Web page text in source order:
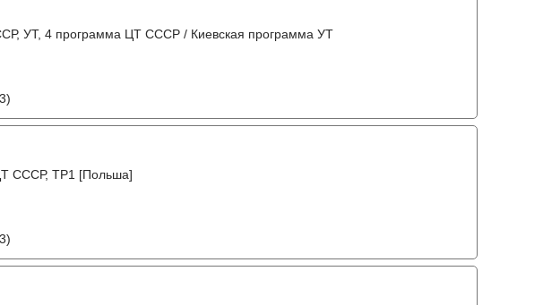
УТ, 4 программа ЦТ СССР / Киевская программа УТ
СССР, TP1 [Польша]